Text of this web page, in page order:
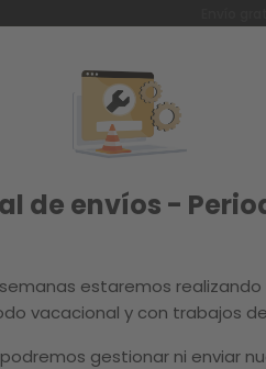
de envíos -
estaremos
vacacional y con trabajos
gestionar ni enviar